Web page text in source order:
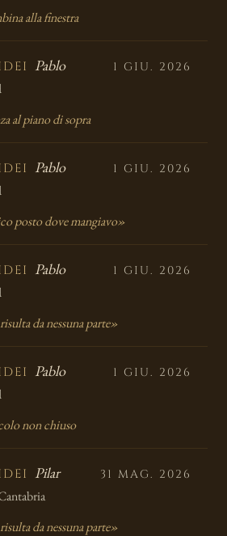
alla finestra
Pablo 1 GIU. 2026
al piano di sopra
Pablo 1 GIU. 2026
posto dove mangiavo»
Pablo 1 GIU. 2026
da nessuna parte»
Pablo 1 GIU. 2026
non chiuso
Pilar
31 MAG. 2026
da nessuna parte»